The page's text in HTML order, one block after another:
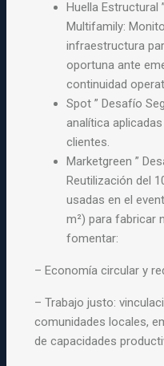
Huella Estructural
Multifamily:
infraestructura
oportuna ante
continuidad
Spot ” Desafío
analítica
clientes.
Marketgreen ”
Reutilización del
usadas en el
m²) para fabricar
fomentar:
– Economía circular y
– Trabajo justo:
comunidades locales,
de capacidades